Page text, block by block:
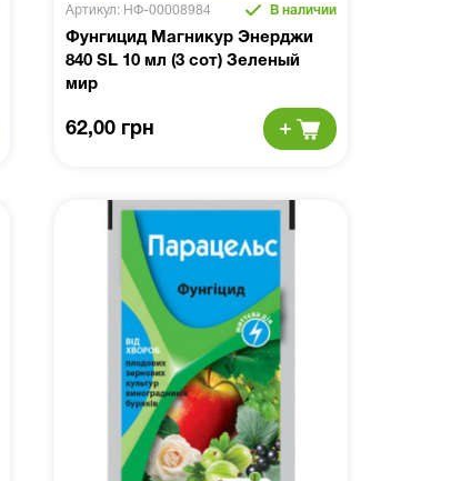
Артикул: НФ-00008984 В наличии
Фунгицид Магникур Энерджи
840 SL 10 мл (3 сот) Зеленый
мир
62,00 грн